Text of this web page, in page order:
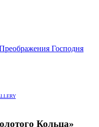
Господня
Кольца»